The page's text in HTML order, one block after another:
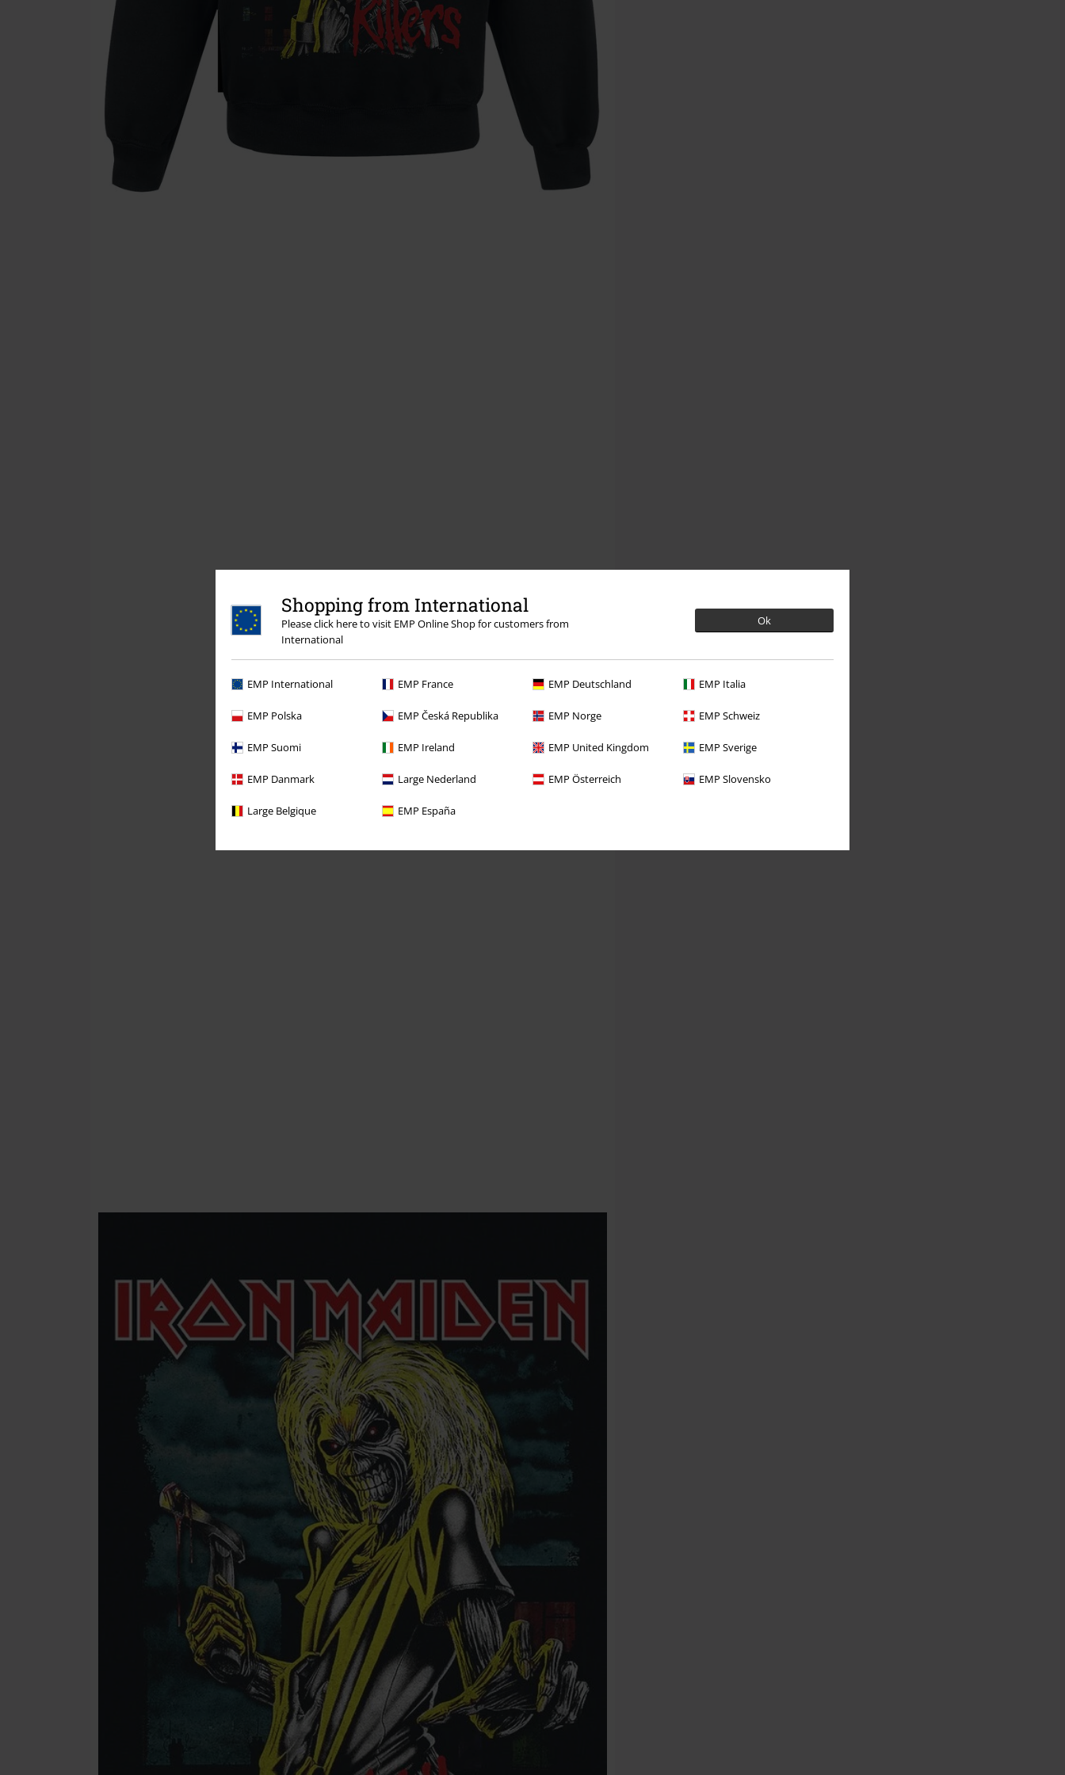
Shopping from International
Please click here to visit EMP Online Shop for customers from
International
Ok
EMP International EMP France EMP Deutschland EMP Italia
EMP Polska EMP Česká Republika EMP Norge EMP Schweiz
EMP Suomi EMP Ireland EMP United Kingdom EMP Sverige
EMP Danmark Large Nederland EMP Österreich EMP Slovensko
Large Belgique EMP España